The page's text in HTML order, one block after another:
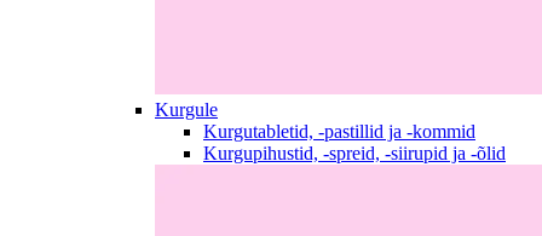
Kurgule
Kurgutabletid, -pastillid ja -kommid
Kurgupihustid, -spreid, -siirupid ja -õlid